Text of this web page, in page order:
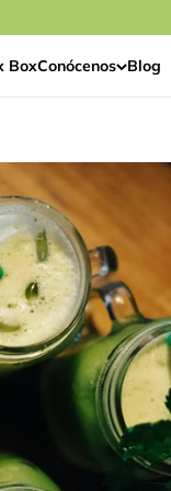
BoxConócenos Blog